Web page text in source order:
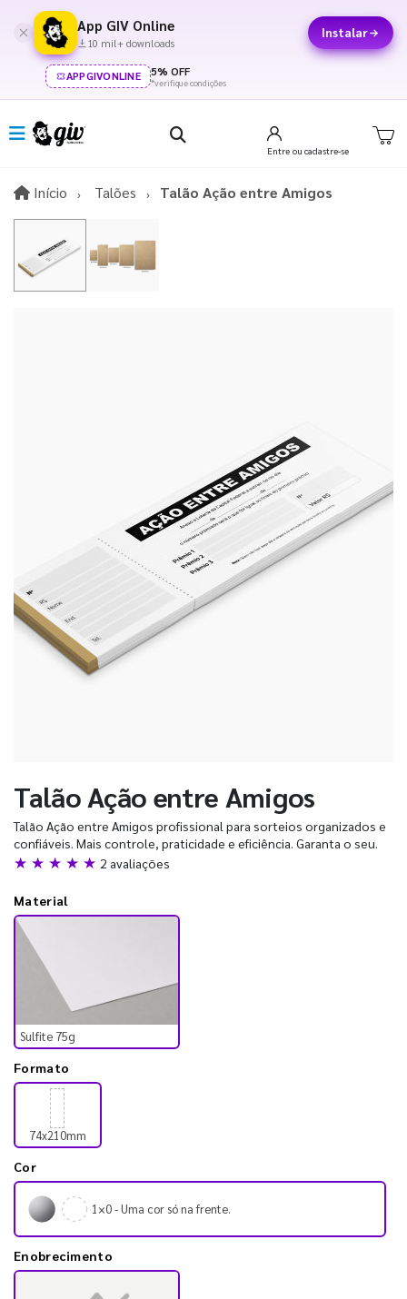
App GIV Online
10 mil+ downloads
Instalar
APPGIVONLINE 5% OFF
*verifique condições
Entre ou cadastre-se
Início InícioTalões Talão Ação entre Amigos
Talão Ação entre Amigos
Talão Ação entre Amigos profissional para sorteios organizados e
confiáveis. Mais controle, praticidade e eficiência. Garanta o seu.
★ ★ ★ ★ ★ 2 avaliações
Material
Sulfite 75g
Formato
74x210mm
Cor
1×0 - Uma cor só na frente.
Enobrecimento